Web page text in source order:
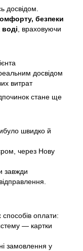
досвідом.
безпеки
, враховуючи
досвідом
витрат
стане ще
швидко й
через Нову
завжди
оплати:
— картки
замовлення у